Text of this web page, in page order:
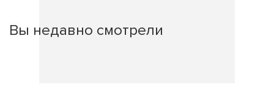
Вы недавно смотрели